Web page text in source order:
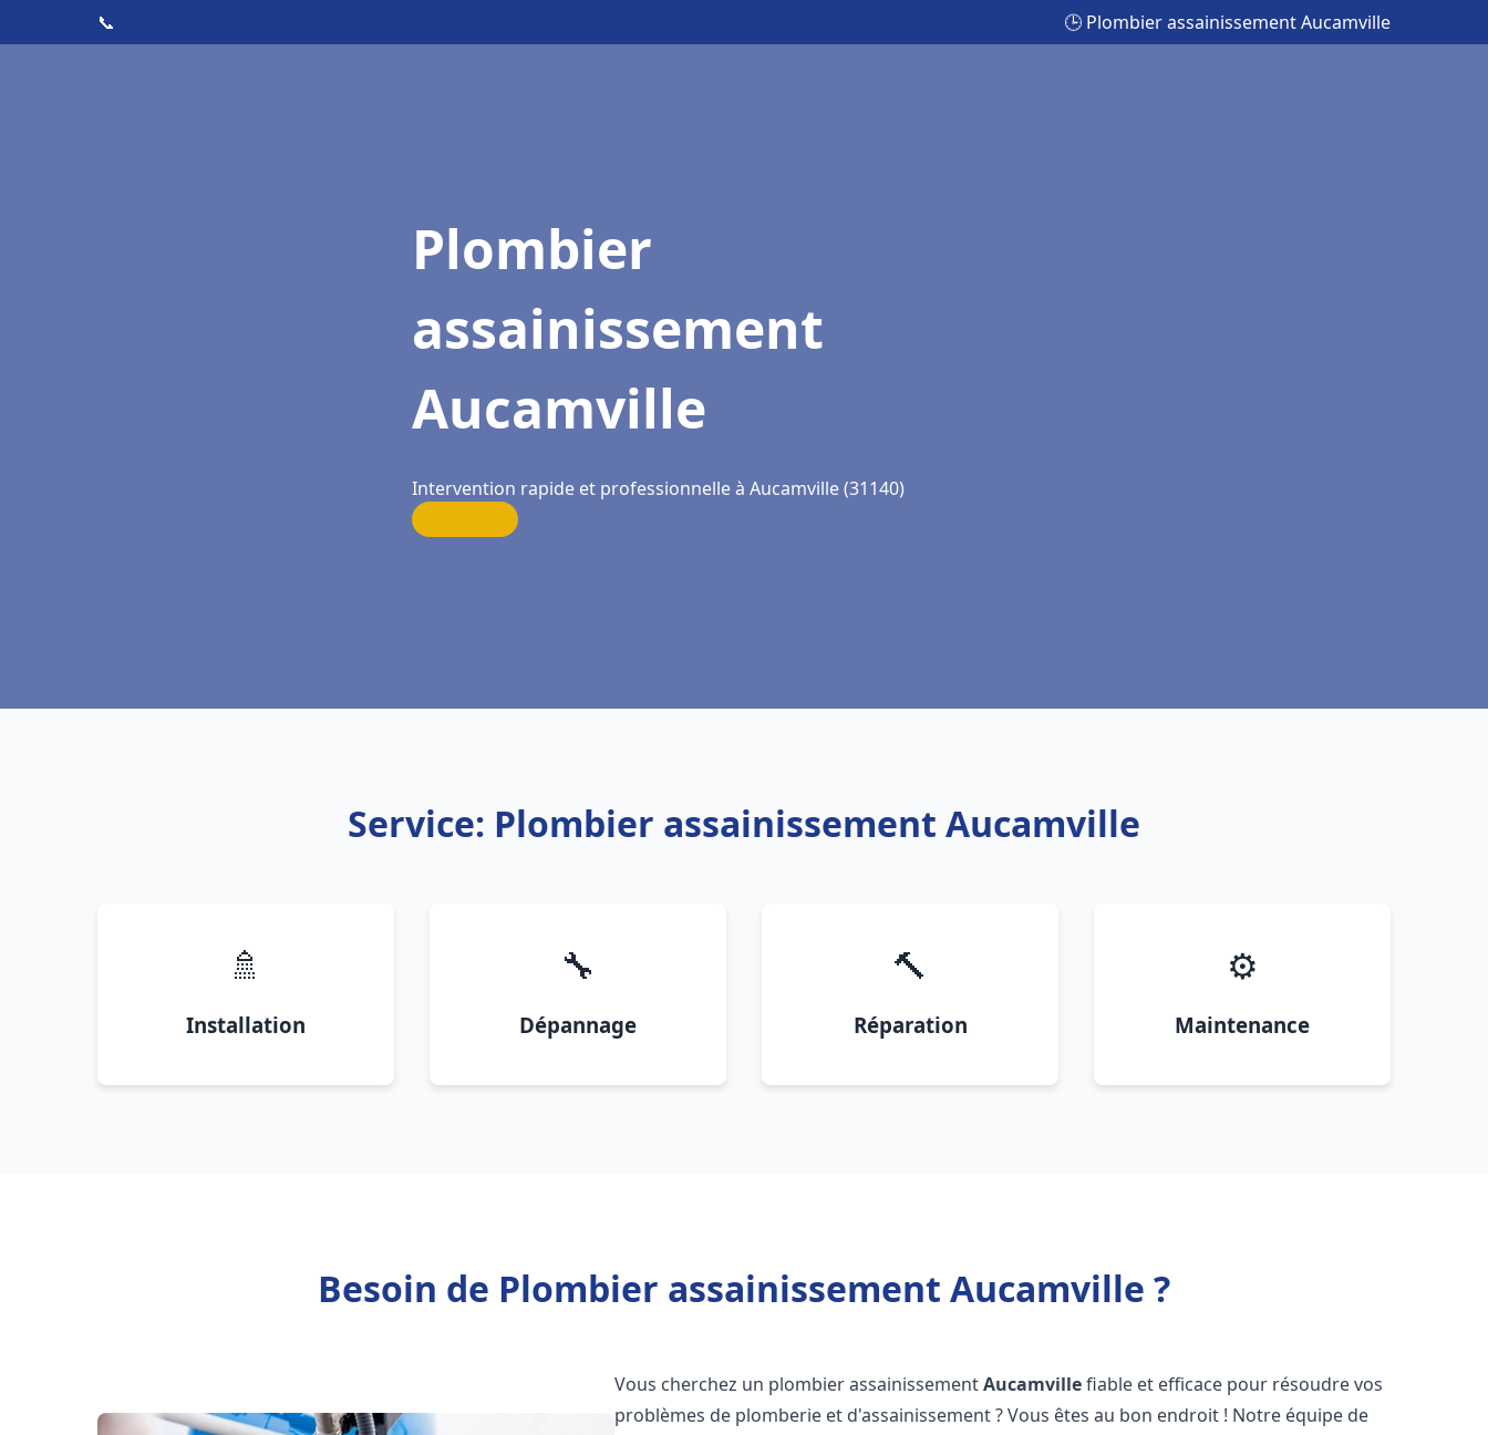
📞 🕒 Plombier assainissement Aucamville
Plombier
assainissement
Aucamville
Intervention rapide et professionnelle à Aucamville (31140)
Service: Plombier assainissement Aucamville
🚿
Installation
🔧
Dépannage
🔨
Réparation
⚙️
Maintenance
Besoin de Plombier assainissement Aucamville ?
Vous cherchez un plombier assainissementAucamvillefiable et efficace pour résoudre vos
problèmes de plomberie et d'assainissement ? Vous êtes au bon endroit ! Notre équipe de